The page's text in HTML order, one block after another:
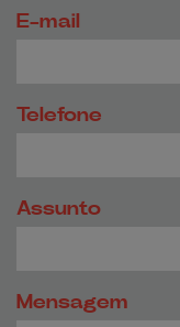
E-mail
Telefone
Assunto
Mensagem